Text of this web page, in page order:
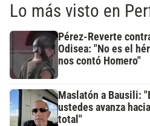
Lo más visto en
Pérez-Reverte
Odisea: "No es el
nos contó Homero"
Maslatón a Bausili:
ustedes avanza
total"